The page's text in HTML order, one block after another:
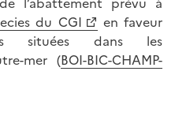
du CGI
en faveur
situées dans les
mer (BOI-BIC-CHAMP-